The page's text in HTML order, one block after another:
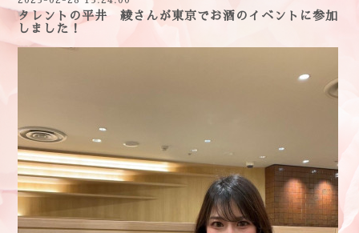
タレントの平井 綾さんが東京でお酒のイベントに参加
しました！